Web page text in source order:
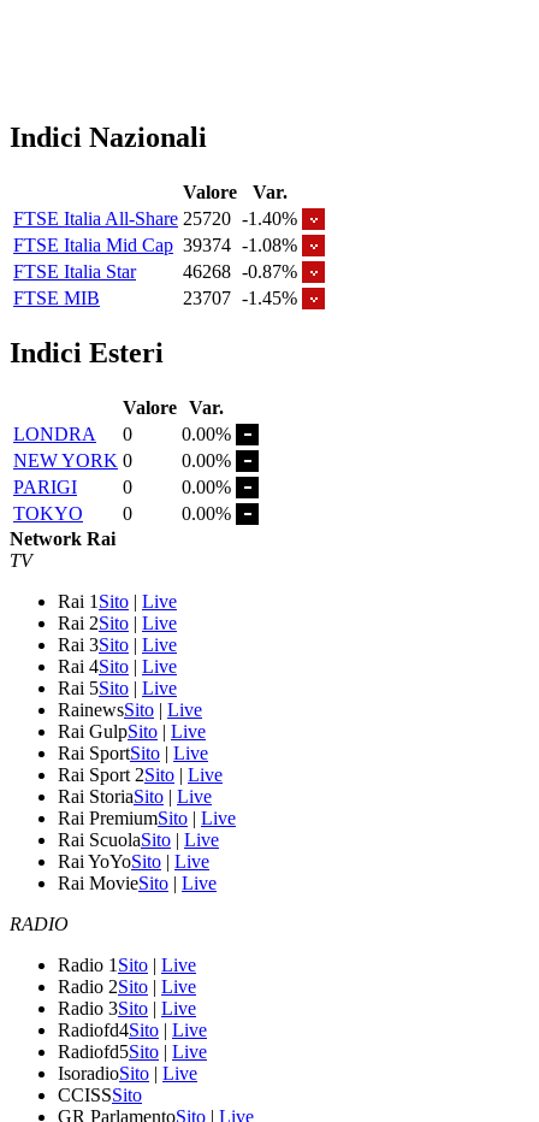
Indici Nazionali
Valore
Var.
FTSE Italia All-Share 25720 -1.40%
FTSE Italia Mid Cap 39374 -1.08%
FTSE Italia Star
46268 -0.87%
FTSE MIB
23707 -1.45%
Indici Esteri
Valore Var.
LONDRA
0
0.00%
NEW YORK 0
0.00%
PARIGI
0
0.00%
TOKYO
0
0.00%
Network Rai
TV
Rai 1 Sito | Live
Rai 2Sito | Live
Rai 3Sito | Live
Rai 4Sito | Live
Rai 5Sito | Live
RainewsSito | Live
Rai GulpSito | Live
Rai SportSito | Live
Rai Sport 2Sito | Live
Rai StoriaSito | Live
Rai PremiumSito | Live
Rai ScuolaSito | Live
Rai YoYoSito | Live
Rai MovieSito | Live
RADIO
Radio 1 Sito | Live
Radio 2Sito | Live
Radio 3Sito | Live
Radiofd4Sito | Live
Radiofd5Sito | Live
IsoradioSito | Live
CCISSSito
GR ParlamentoSito | Live